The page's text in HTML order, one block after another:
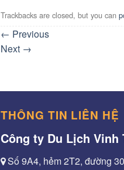
Trackbacks are closed, but you can
← Previous
Next →
THÔNG TIN LIÊN HỆ
Công ty Du Lịch Vinh
Số 9A4, hẻm 2T2, đường